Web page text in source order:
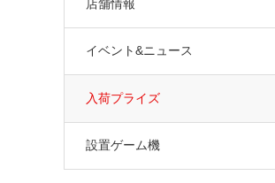
店舗情報
イベント&ニュース
入荷プライズ
設置ゲーム機